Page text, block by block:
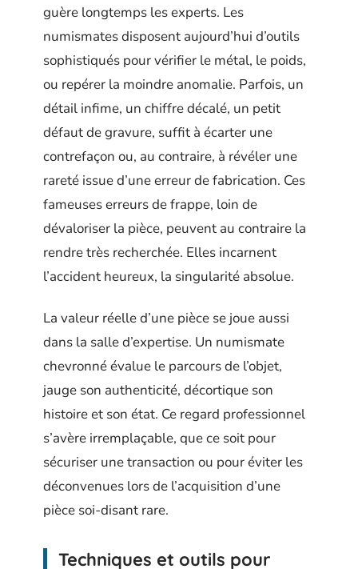
guère longtemps les experts. Les
numismates disposent aujourd’hui d’outils
sophistiqués pour vérifier le métal, le poids,
ou repérer la moindre anomalie. Parfois, un
détail infime, un chiffre décalé, un petit
défaut de gravure, suffit à écarter une
contrefaçon ou, au contraire, à révéler une
rareté issue d’une erreur de fabrication. Ces
fameuses erreurs de frappe, loin de
dévaloriser la pièce, peuvent au contraire la
rendre très recherchée. Elles incarnent
l’accident heureux, la singularité absolue.
La valeur réelle d’une pièce se joue aussi
dans la salle d’expertise. Un numismate
chevronné évalue le parcours de l’objet,
jauge son authenticité, décortique son
histoire et son état. Ce regard professionnel
s’avère irremplaçable, que ce soit pour
sécuriser une transaction ou pour éviter les
déconvenues lors de l’acquisition d’une
pièce soi-disant rare.
Techniques et outils pour